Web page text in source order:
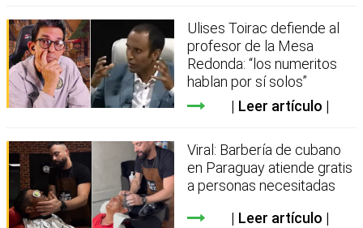
Ulises Toirac defiende al
profesor de la Mesa
Redonda: “los numeritos
hablan por sí solos”
Leer artículo
Viral: Barbería de cubano
en Paraguay atiende gratis
a personas necesitadas
Leer artículo